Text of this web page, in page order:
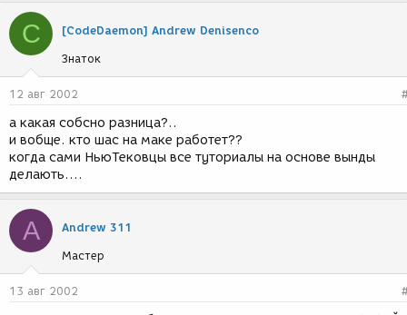
C [CodeDaemon] Andrew Denisenco
Знаток
12 авг 2002
а какая собсно разница?..
и вобще. кто шас на маке работет??
когда сами НьюТековцы все туториалы на основе вынды
делають....
A Andrew 311
Мастер
13 авг 2002